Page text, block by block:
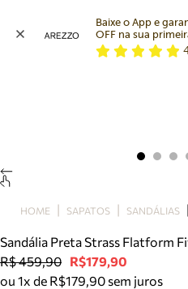
Bolsa
Tamanco
Tênis
Mule
Baixe o App e
OFF na sua
HOME SAPATOS SANDÁLIAS
Sandália Preta Strass Flatform
R$ 459,90 R$179,90
ou 1x de R$179,90 sem juros